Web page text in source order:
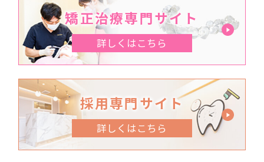
矯正治療専門サイト
詳しくはこちら
採用専門サイト
詳しくはこちら